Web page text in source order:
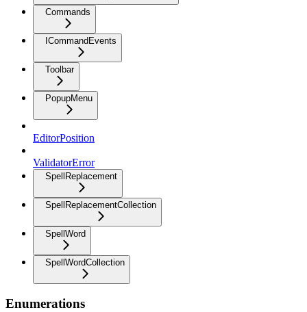
Commands
ICommandEvents
Toolbar
PopupMenu
EditorPosition
ValidatorError
SpellReplacement
SpellReplacementCollection
SpellWord
SpellWordCollection
Enumerations